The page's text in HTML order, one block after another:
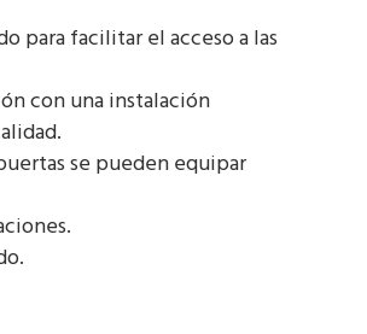
para facilitar el acceso a las
con una instalación
se pueden equipar